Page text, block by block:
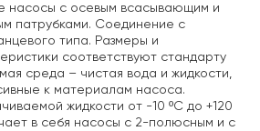
насосы с осевым всасывающим и
патрубками. Соединение с
типа. Размеры и
соответствуют стандарту
среда – чистая вода и жидкости,
к материалам насоса.
жидкости от -10 ºС до +120
в себя насосы с 2-полюсным и с